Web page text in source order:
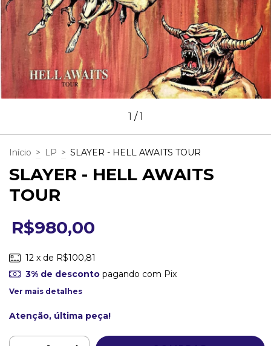
1 /1
Início > LP > SLAYER - HELL AWAITS TOUR
SLAYER - HELL AWAITS
TOUR
R$980,00
12 x de R$100,81
3% de descontopagando com Pix
Ver mais detalhes
Atenção, última peça!